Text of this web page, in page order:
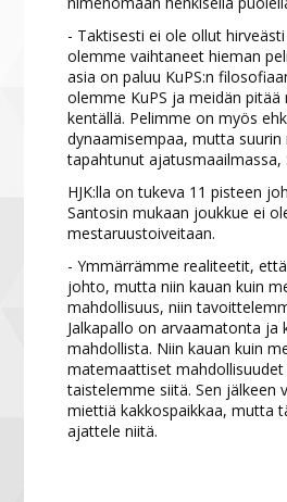
- Taktisesti ei ole ollut
olemme vaihtaneet hieman
asia on paluu KuPS:n
olemme KuPS ja meidän pitää
kentällä. Pelimme on myös
dynaamisempaa, mutta
tapahtunut ajatusmaailmassa,
HJK:lla on tukeva 11 pisteen
Santosin mukaan joukkue ei
mestaruustoiveitaan.
- Ymmärrämme realiteetit, että
johto, mutta niin kauan kuin
mahdollisuus, niin
Jalkapallo on arvaamatonta ja
mahdollista. Niin kauan kuin
matemaattiset
taistelemme siitä. Sen jälkeen
miettiä kakkospaikkaa, mutta
ajattele niitä.